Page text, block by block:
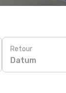
Retour
Datum